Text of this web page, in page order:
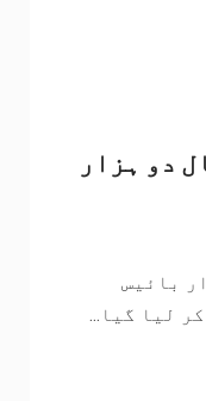
دو ہزار
بائیس
لیا گیا...